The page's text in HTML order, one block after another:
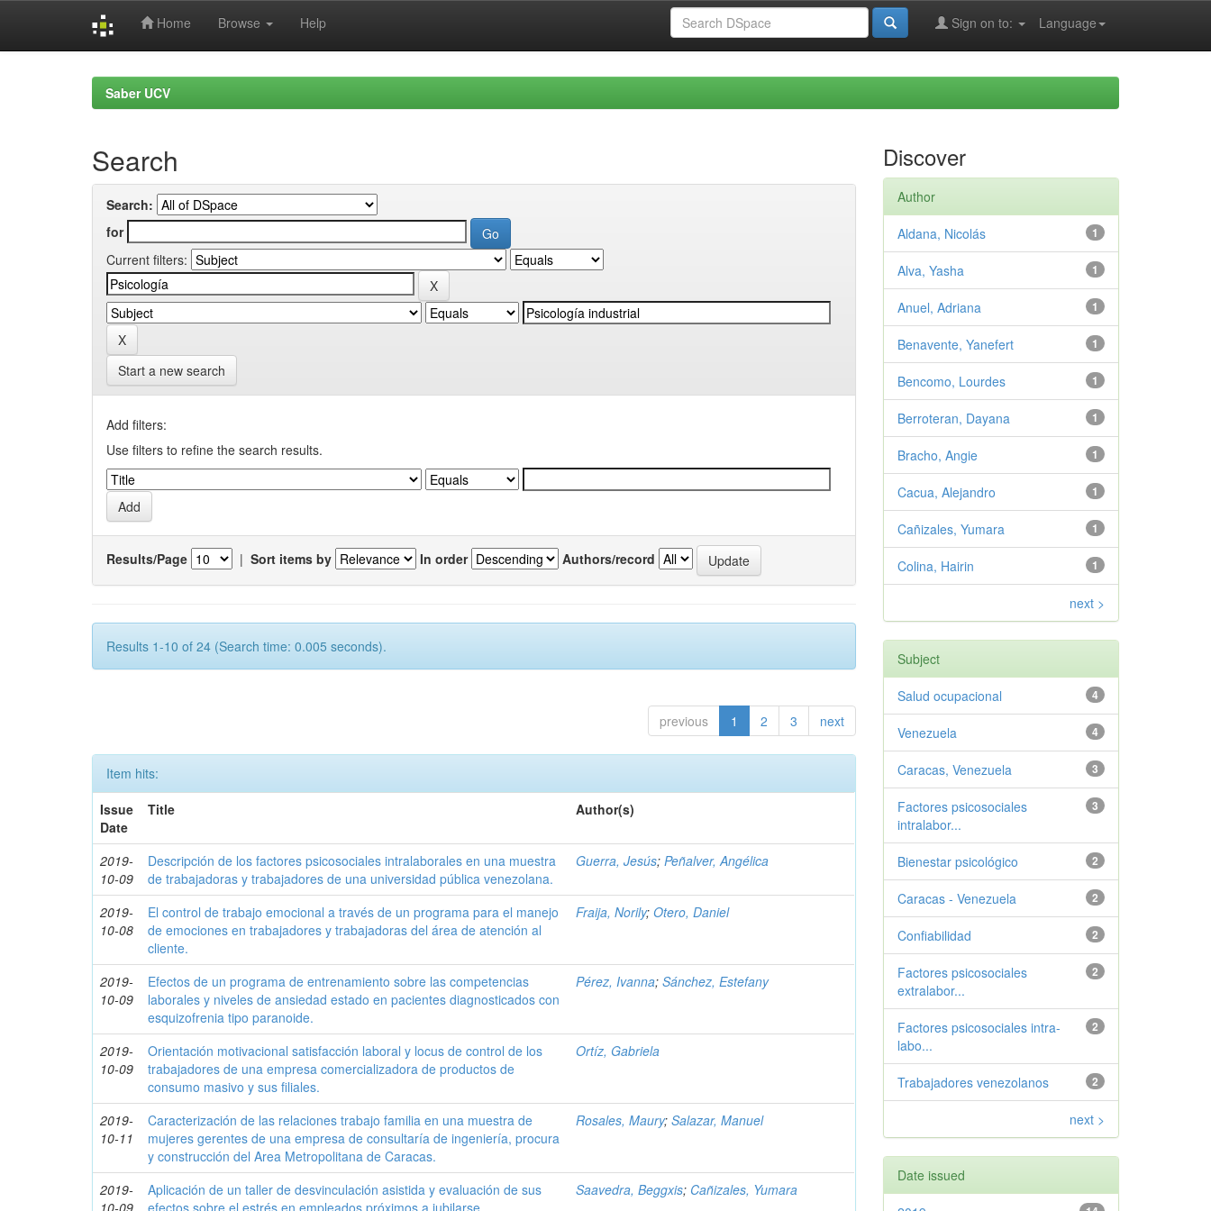
Home Browse Help Language
Sign on to:
Saber UCV
Search
Search:
for
Current filters:
Start a new search
Add filters:
Use filters to refine the search results.
Results/Page | Sort items by In order Authors/record
Results 1-10 of 24 (Search time: 0.005 seconds).
previous 1 2 3 next
Item hits:
Issue
Date
Title Author(s)
2019-
10-09
Descripción de los factores psicosociales intralaborales en una muestra
de trabajadoras y trabajadores de una universidad pública venezolana.
Guerra, Jesús;Peñalver, Angélica
2019-
10-08
El control de trabajo emocional a través de un programa para el manejo
de emociones en trabajadores y trabajadoras del área de atención al
cliente.
Fraija, Norily;Otero, Daniel
2019-
10-09
Efectos de un programa de entrenamiento sobre las competencias
laborales y niveles de ansiedad estado en pacientes diagnosticados con
esquizofrenia tipo paranoide.
Pérez, Ivanna;Sánchez, Estefany
2019-
10-09
Orientación motivacional satisfacción laboral y locus de control de los
trabajadores de una empresa comercializadora de productos de
consumo masivo y sus filiales.
Ortíz, Gabriela
2019-
10-11
Caracterización de las relaciones trabajo familia en una muestra de
mujeres gerentes de una empresa de consultaría de ingeniería, procura
y construcción del Area Metropolitana de Caracas.
Rosales, Maury;Salazar, Manuel
2019-
10-09
Aplicación de un taller de desvinculación asistida y evaluación de sus
efectos sobre el estrés en empleados próximos a jubilarse.
Saavedra, Beggxis; Cañizales, Yumara
Discover
Author
1
Aldana, Nicolás
1
Alva, Yasha
1
Anuel, Adriana
1
Benavente, Yanefert
1
Bencomo, Lourdes
1
Berroteran, Dayana
1
Bracho, Angie
1
Cacua, Alejandro
1
Cañizales, Yumara
1
Colina, Hairin
next >
Subject
4
Salud ocupacional
4
Venezuela
3
Caracas, Venezuela
3
Factores psicosociales
intralabor...
2
Bienestar psicológico
2
Caracas - Venezuela
2
Confiabilidad
2
Factores psicosociales
extralabor...
2
Factores psicosociales intra-
labo...
2
Trabajadores venezolanos
next >
Date issued